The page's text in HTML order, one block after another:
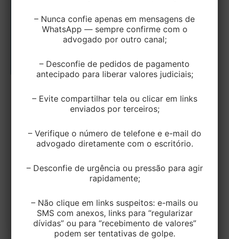
Matriz ou Filial com pendência fiscal
negativa para estabelecimento do
mesmo grupo
EditorEK/21 de setembro de 2023
A Primeira Seção do Superior Tribunal de Justiça
emissão da Certidão Negativa […]
– Nunca confie apenas em mensagens de
WhatsApp — sempre confirme com o
advogado por outro canal;
– Desconfie de pedidos de pagamento
antecipado para liberar valores judiciais;
– Evite compartilhar tela ou clicar em links
enviados por terceiros;
– Verifique o número de telefone e e-mail do
advogado diretamente com o escritório.
– Desconfie de urgência ou pressão para agir
rapidamente;
– Não clique em links suspeitos: e-mails ou
SMS com anexos, links para “regularizar
dívidas” ou para “recebimento de valores”
podem ser tentativas de golpe.